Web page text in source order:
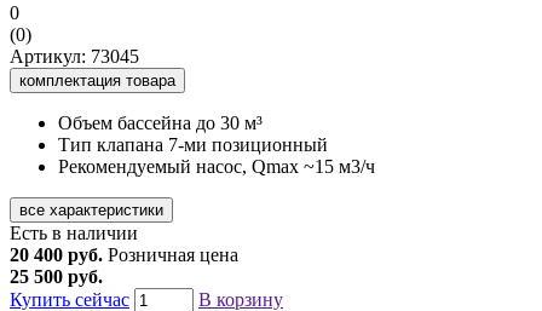
0
(0)
Артикул: 73045
комплектация товара
Объем бассейна до 30 м³
Тип клапана 7-ми позиционный
Рекомендуемый насос, Qmax ~15 м3/ч
все характеристики
Есть в наличии
20 400 руб. Розничная цена
25 500 руб.
Купить сейчас
В корзину